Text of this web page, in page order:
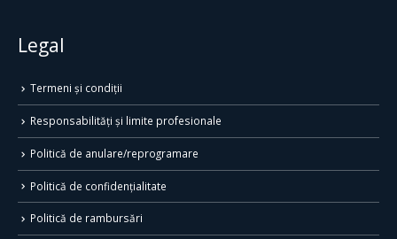
Legal
Termeni și condiții
Responsabilități și limite profesionale
Politică de anulare/reprogramare
Politică de confidențialitate
Politică de rambursări